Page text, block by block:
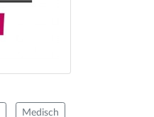
Medisch